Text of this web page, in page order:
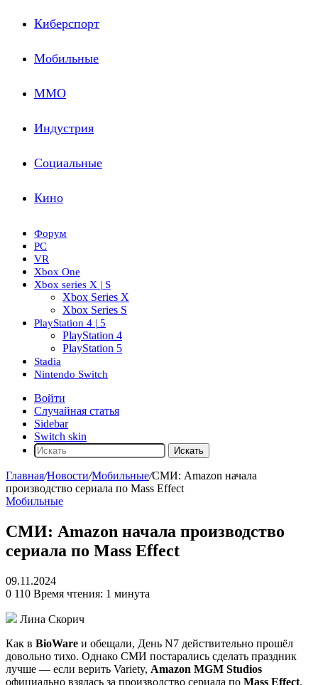
Киберспорт
Мобильные
ММО
Индустрия
Социальные
Кино
Форум
PC
VR
Xbox One
Xbox series X | S
Xbox Series X
Xbox Series S
PlayStation 4 | 5
PlayStation 4
PlayStation 5
Stadia
Nintendo Switch
Войти
Случайная статья
Sidebar
Switch skin
Искать
Главная/Новости/Мобильные/СМИ: Amazon начала
производство сериала по Mass Effect
Мобильные
СМИ: Amazon начала производство
сериала по Mass Effect
09.11.2024
0 110 Время чтения: 1 минута
Лина Скорич
Как в BioWare и обещали, День N7 действительно прошёл
довольно тихо. Однако СМИ постарались сделать праздник
лучше — если верить Variety, Amazon MGM Studios
официально взялась за производство сериала по Mass Effect.